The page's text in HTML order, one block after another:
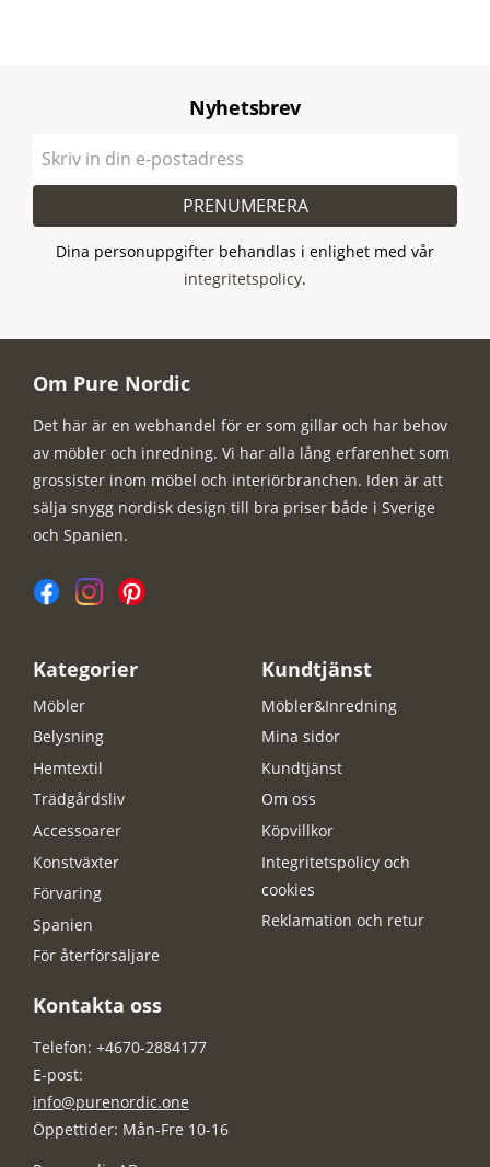
Nyhetsbrev
PRENUMERERA
Dina personuppgifter behandlas i enlighet med vår
integritetspolicy.
Om Pure Nordic
Det här är en webhandel för er som gillar och har behov
av möbler och inredning. Vi har alla lång erfarenhet som
grossister inom möbel och interiörbranchen. Iden är att
sälja snygg nordisk design till bra priser både i Sverige
och Spanien.
Kategorier
Möbler
Belysning
Hemtextil
Trädgårdsliv
Accessoarer
Konstväxter
Förvaring
Spanien
För återförsäljare
Kundtjänst
Möbler&Inredning
Mina sidor
Kundtjänst
Om oss
Köpvillkor
Integritetspolicy och
cookies
Reklamation och retur
Kontakta oss
Telefon: +4670-2884177
E-post:
info@purenordic.one
Öppettider: Mån-Fre 10-16